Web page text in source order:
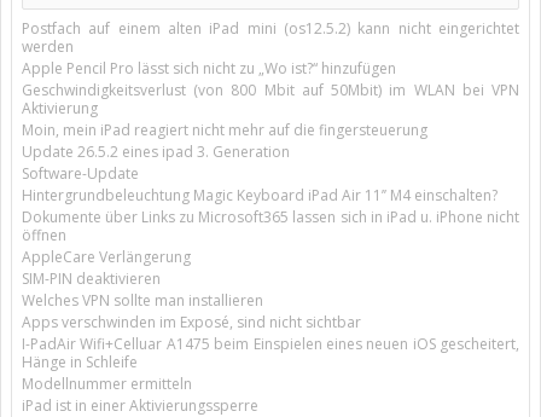
Postfach auf einem alten iPad mini (os12.5.2) kann nicht eingerichtet
werden
Apple Pencil Pro lässt sich nicht zu „Wo ist?“ hinzufügen
Geschwindigkeitsverlust (von 800 Mbit auf 50Mbit) im WLAN bei VPN
Aktivierung
Moin, mein iPad reagiert nicht mehr auf die fingersteuerung
Update 26.5.2 eines ipad 3. Generation
Software-Update
Hintergrundbeleuchtung Magic Keyboard iPad Air 11’’ M4 einschalten?
Dokumente über Links zu Microsoft365 lassen sich in iPad u. iPhone nicht
öffnen
AppleCare Verlängerung
SIM-PIN deaktivieren
Welches VPN sollte man installieren
Apps verschwinden im Exposé, sind nicht sichtbar
I-PadAir Wifi+Celluar A1475 beim Einspielen eines neuen iOS gescheitert,
Hänge in Schleife
Modellnummer ermitteln
iPad ist in einer Aktivierungssperre